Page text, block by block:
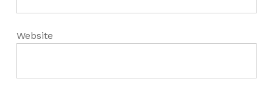
Website